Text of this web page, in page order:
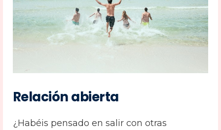
Relación abierta
¿Habéis pensado en salir con otras